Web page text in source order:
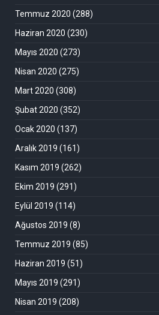
Temmuz 2020 (288)
Haziran 2020 (230)
Mayıs 2020 (273)
Nisan 2020 (275)
Mart 2020 (308)
Şubat 2020 (352)
Ocak 2020 (137)
Aralık 2019 (161)
Kasım 2019 (262)
Ekim 2019 (291)
Eylül 2019 (114)
Ağustos 2019 (8)
Temmuz 2019 (85)
Haziran 2019 (51)
Mayıs 2019 (291)
Nisan 2019 (208)